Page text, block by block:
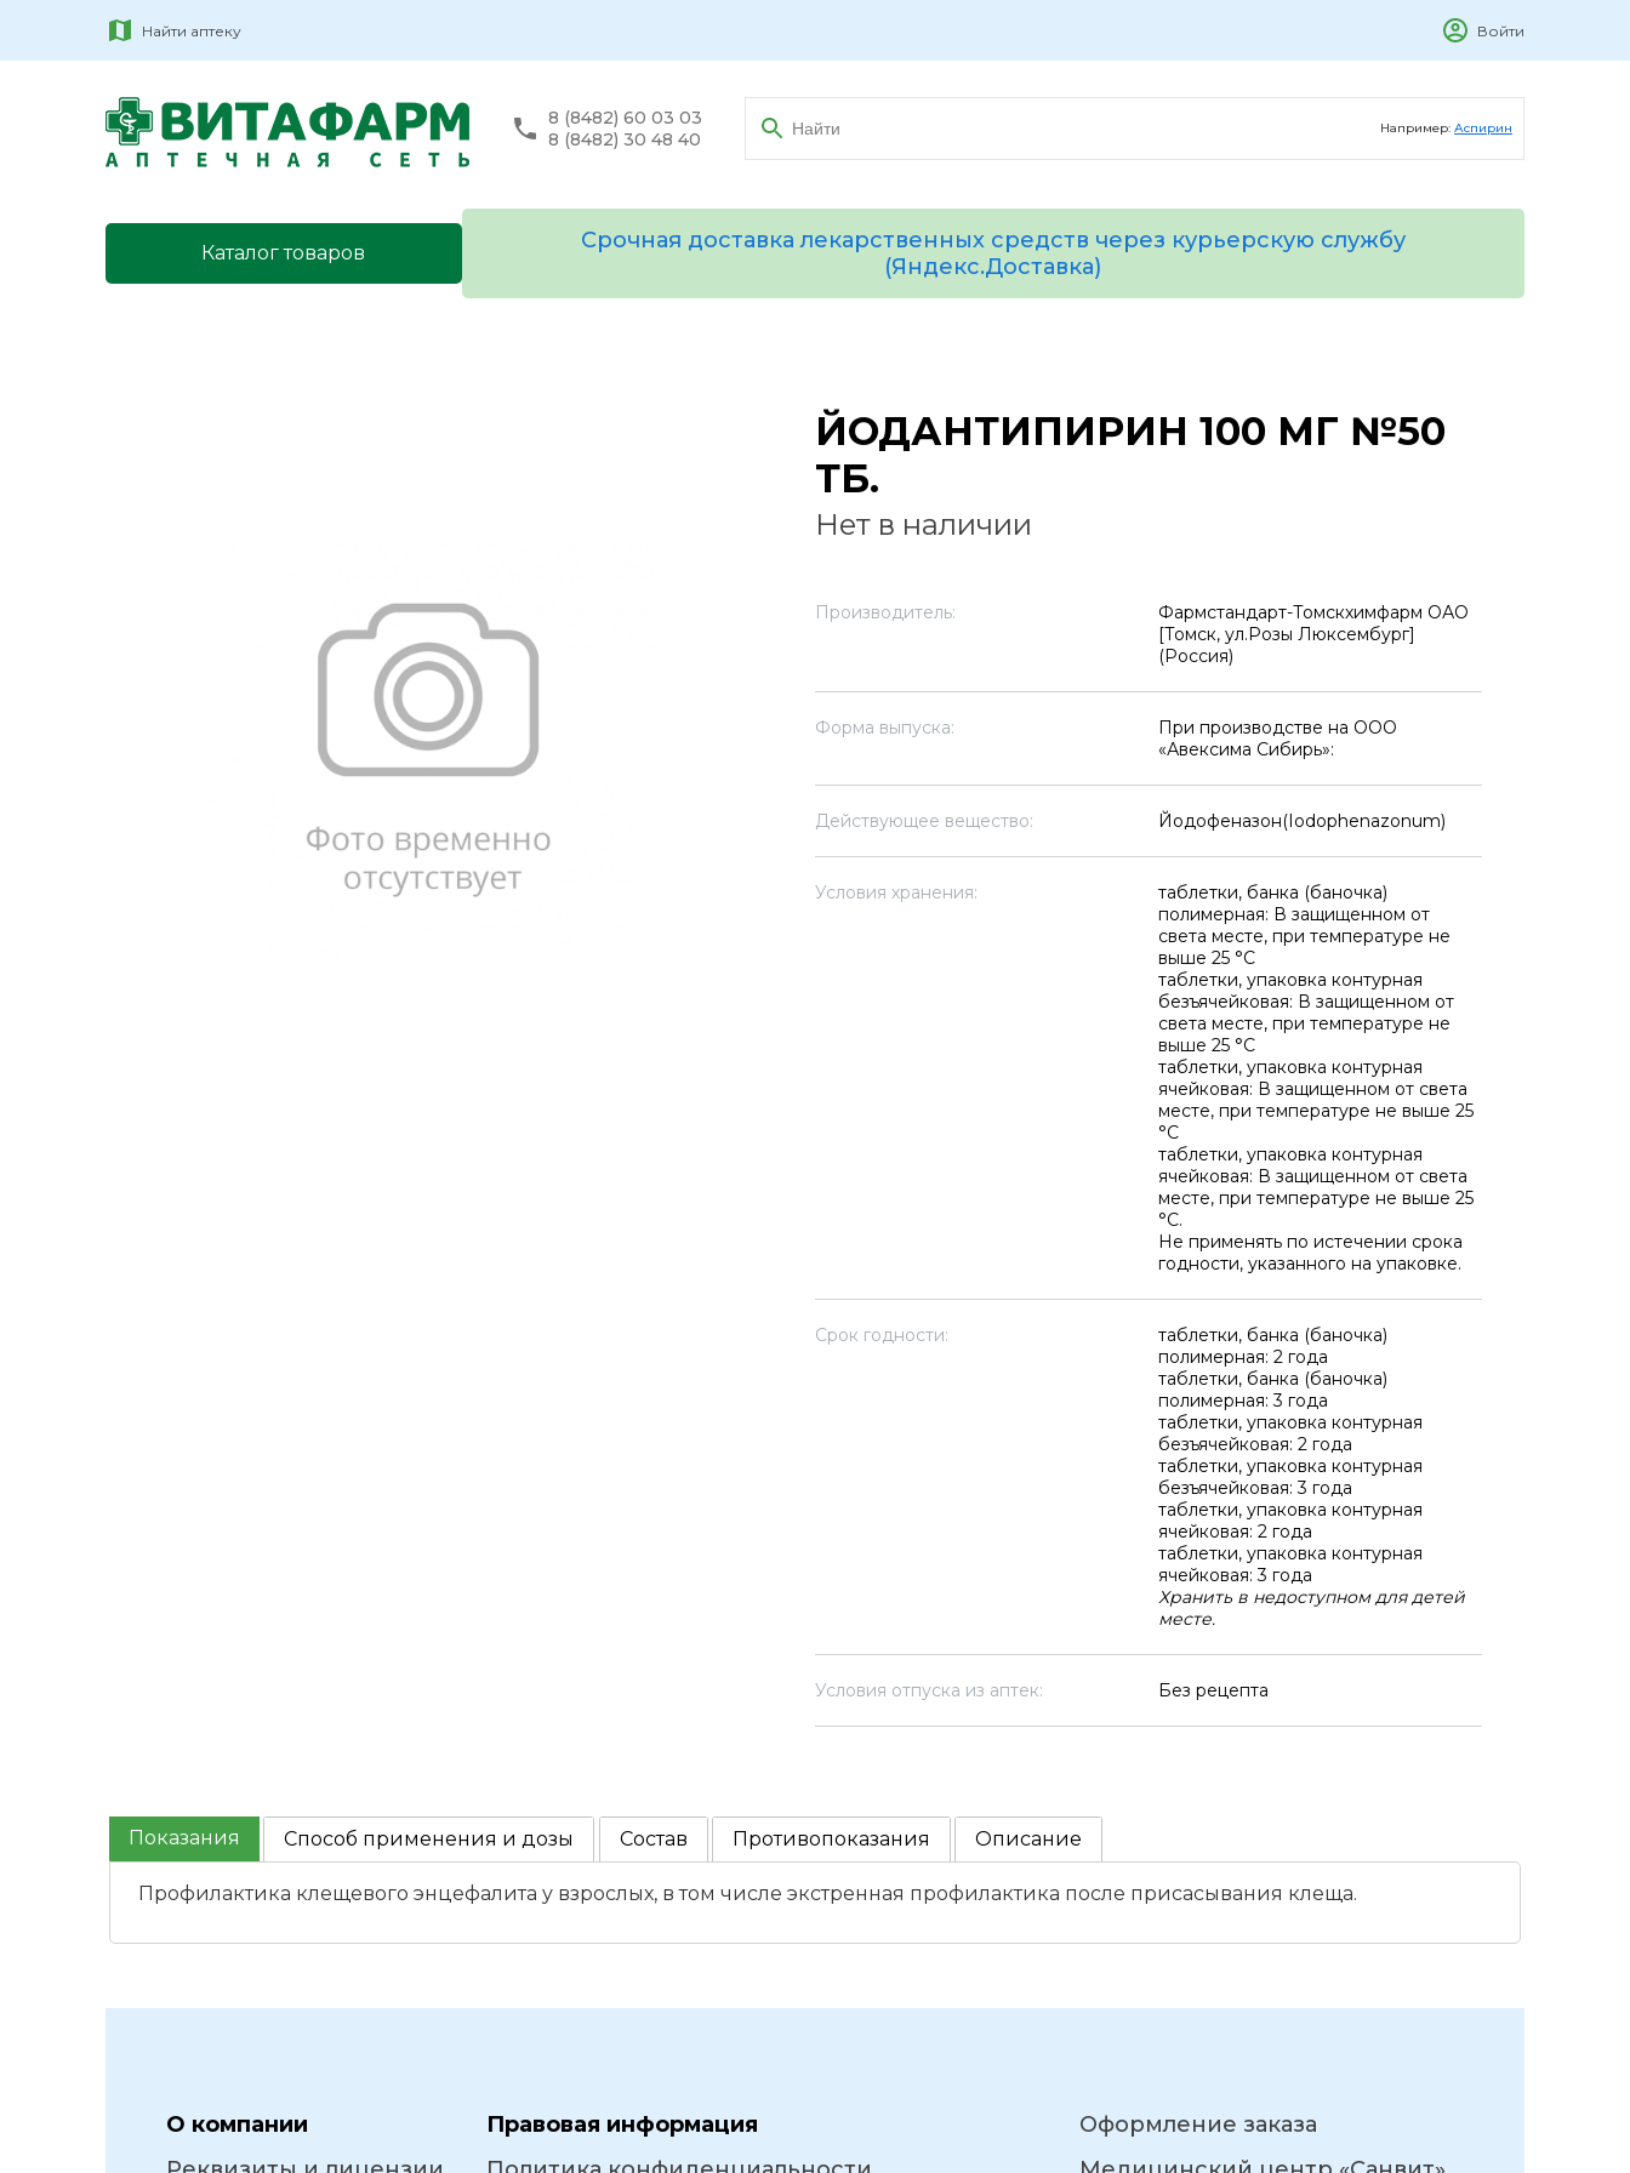
Найти аптеку Войти
8 (8482) 60 03 03
8 (8482) 30 48 40
Например: Аспирин
Каталог товаров
Срочная доставка лекарственных средств через курьерскую службу
(Яндекс.Доставка)
ЙОДАНТИПИРИН 100 МГ №50
ТБ.
Нет в наличии
Производитель:
Фармстандарт-Томскхимфарм ОАО
[Томск, ул.Розы Люксембург]
(Россия)
Форма выпуска:
При производстве на ООО
«Авексима Сибирь»:
Действующее вещество: Йодофеназон(Iodophenazonum)
Условия хранения:
таблетки, банка (баночка)
полимерная: В защищенном от
света месте, при температуре не
выше 25 °C
таблетки, упаковка контурная
безъячейковая: В защищенном от
света месте, при температуре не
выше 25 °C
таблетки, упаковка контурная
ячейковая: В защищенном от света
месте, при температуре не выше 25
°C
таблетки, упаковка контурная
ячейковая: В защищенном от света
месте, при температуре не выше 25
°C.
Не применять по истечении срока
годности, указанного на упаковке.
Срок годности:
таблетки, банка (баночка)
полимерная: 2 года
таблетки, банка (баночка)
полимерная: 3 года
таблетки, упаковка контурная
безъячейковая: 2 года
таблетки, упаковка контурная
безъячейковая: 3 года
таблетки, упаковка контурная
ячейковая: 2 года
таблетки, упаковка контурная
ячейковая: 3 года
Хранить в недоступном для детей
месте.
Условия отпуска из аптек: Без рецепта
Показания Способ применения и дозы Состав Противопоказания Описание
Профилактика клещевого энцефалита у взрослых, в том числе экстренная профилактика после присасывания клеща.
О компании
Правовая информация
Оформление заказа